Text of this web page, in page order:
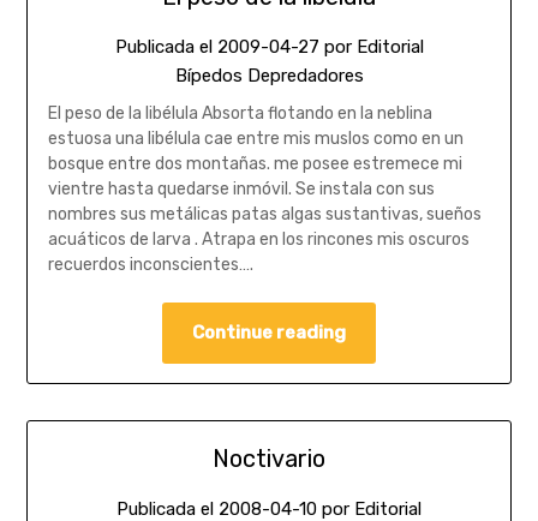
Publicada el 2009-04-27 por Editorial
Bípedos Depredadores
El peso de la libélula Absorta flotando en la neblina
estuosa una libélula cae entre mis muslos como en un
bosque entre dos montañas. me posee estremece mi
vientre hasta quedarse inmóvil. Se instala con sus
nombres sus metálicas patas algas sustantivas, sueños
acuáticos de larva . Atrapa en los rincones mis oscuros
recuerdos inconscientes….
Continue reading
Noctivario
Publicada el 2008-04-10 por Editorial